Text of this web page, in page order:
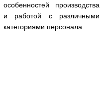
особенностей производства
и работой с различными
категориями персонала.